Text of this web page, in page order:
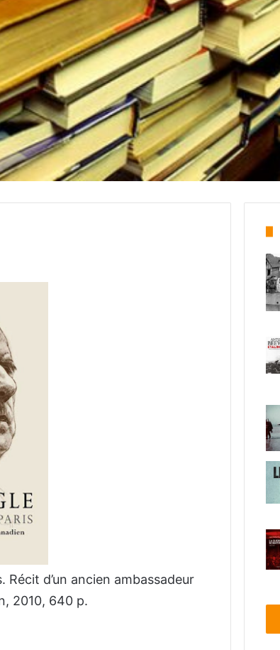
d’un ancien ambassadeur
2010, 640 p.